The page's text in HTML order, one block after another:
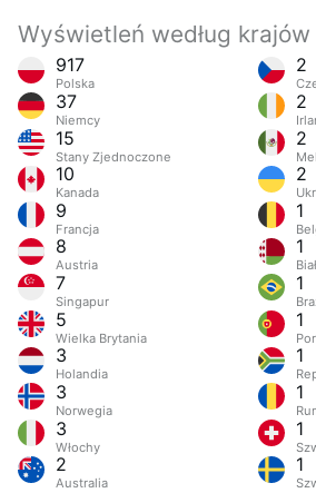
Wyświetleń według krajów
917
Polska
37
Niemcy
15
Stany Zjednoczone
10
Kanada
9
Francja
8
Austria
7
Singapur
5
Wielka Brytania
3
Holandia
3
Norwegia
3
Włochy
2
Australia
2
2
2
2
1
1
1
1
1
1
1
1